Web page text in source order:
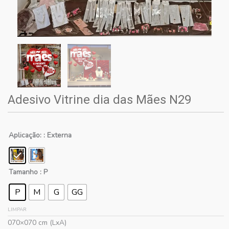
Adesivo Vitrine dia das Mães N29
Aplicação: : Externa
Tamanho : P
P M G GG
LIMPAR
070×070 cm (LxA)